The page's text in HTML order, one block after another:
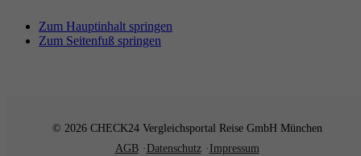
Zum Hauptinhalt springen
Zum Seitenfuß springen
© 2026 CHECK24 Vergleichsportal Reise GmbH München
AGB
Datenschutz Impressum